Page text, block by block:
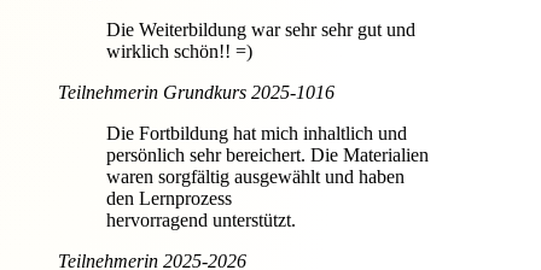
Die Weiterbildung war sehr sehr gut und
wirklich schön!! =)
Teilnehmerin Grundkurs 2025-1016
Die Fortbildung hat mich inhaltlich und
persönlich sehr bereichert. Die Materialien
waren sorgfältig ausgewählt und haben
den Lernprozess
hervorragend unterstützt.
Teilnehmerin 2025-2026